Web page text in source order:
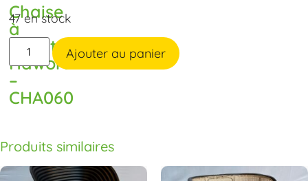
Chaise
à
roulette
Haworth
–
CHA060
47 en stock
Ajouter au panier
Produits similaires